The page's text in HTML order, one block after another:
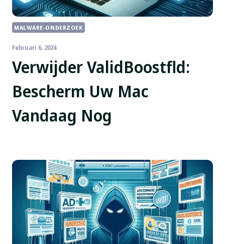
MALWARE-ONDERZOEK
Verwijder ValidBoostfld:
Bescherm Uw Mac
Vandaag Nog
Februari 6, 2024